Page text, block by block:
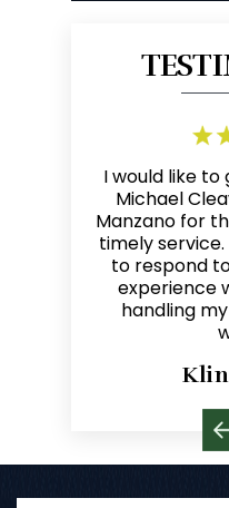
I would like to
Michael
Manzano for
timely
to respond
experience
handling